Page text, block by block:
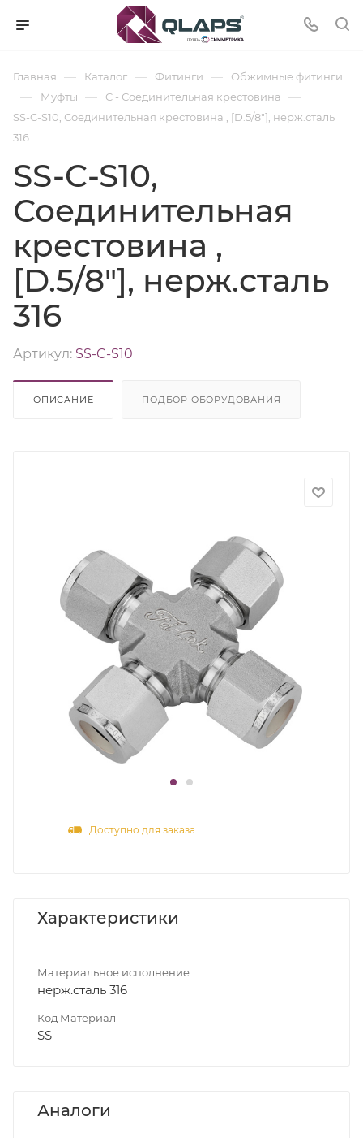
Главная — Каталог — Фитинги — Обжимные фитинги
— Муфты — C - Соединительная крестовина —
SS-C-S10, Соединительная крестовина , [D.5/8"], нерж.сталь
316
SS-C-S10,
Соединительная
крестовина ,
[D.5/8"], нерж.сталь
316
Артикул: SS-C-S10
ОПИСАНИЕ ПОДБОР ОБОРУДОВАНИЯ
Доступно для заказа
Характеристики
Материальное исполнение
нерж.сталь 316
Код Материал
SS
Аналоги